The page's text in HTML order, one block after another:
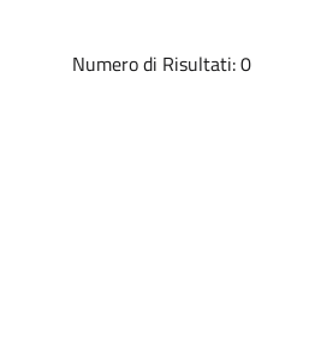
Numero di Risultati: 0